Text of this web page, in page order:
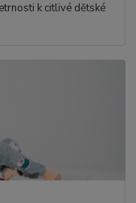
k citlivé dětské